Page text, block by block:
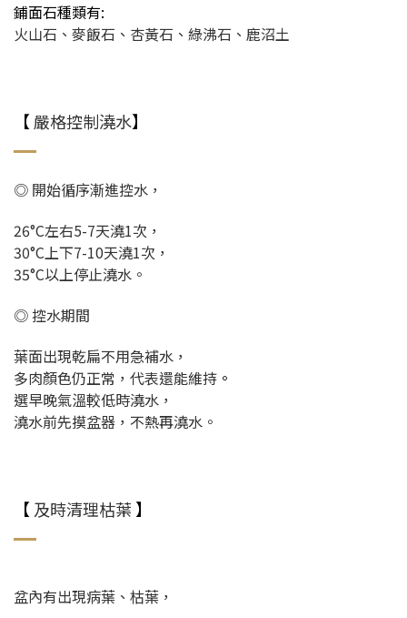
鋪面石種類有:
火山石、麥飯石、杏黃石、綠沸石、鹿沼土
【嚴格控制澆水】
◎ 開始循序漸進控水，
26°C左右5-7天澆1次，
30°C上下7-10天澆1次，
35°C以上停止澆水。
◎ 控水期間
葉面出現乾扁不用急補水，
多肉顏色仍正常，代表還能維持 。
選早晚氣溫較低時澆水，
澆水前先摸盆器，不熱再澆水。
【及時清理枯葉】
盆內有出現病葉、枯葉，